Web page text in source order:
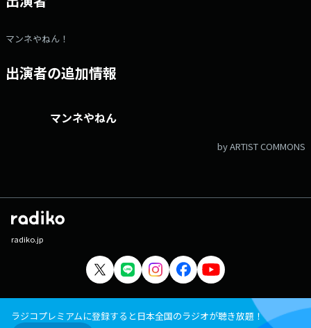
マンネやねん！
出演者の追加情報
マンネやねん
by ARTIST COMMONS
radiko.jp
ラジコプレミアムに登録すると日本全国のラジオが聴き放題！